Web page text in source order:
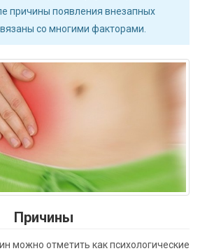
причины появления внезапных
со многими факторами.
Причины
можно отметить как психологические